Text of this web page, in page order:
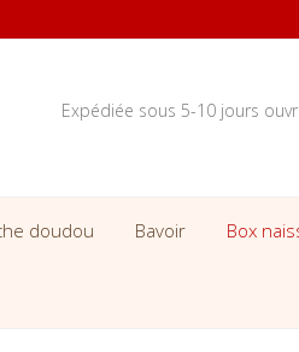
Expédiée sous 5-10 jours
doudou Bavoir Box